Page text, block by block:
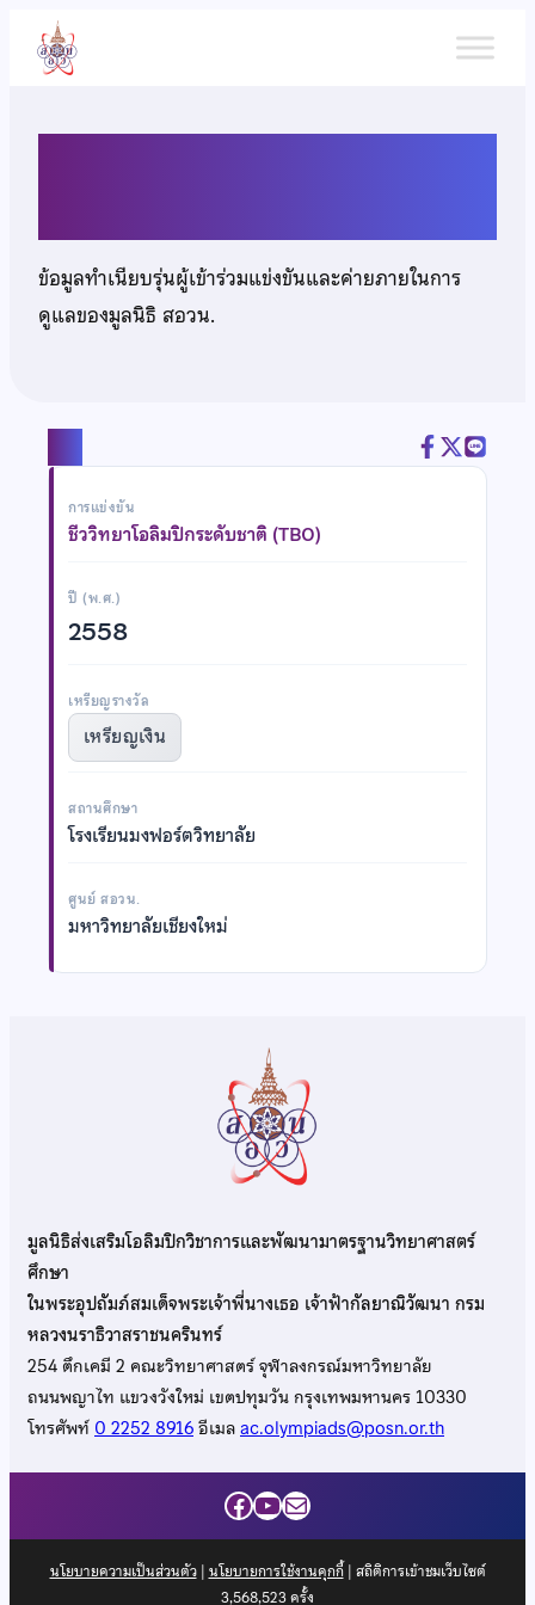
เนื้อหา
ข้อมูลทำเนียบรุ่นผู้เข้าร่วมแข่งขันและค่ายภายในการ
ดูแลของมูลนิธิ สอวน.
การแข่งขัน
ชีววิทยาโอลิมปิกระดับชาติ (TBO)
ปี (พ.ศ.)
2558
เหรียญรางวัล
เหรียญเงิน
สถานศึกษา
โรงเรียนมงฟอร์ตวิทยาลัย
ศูนย์ สอวน.
มหาวิทยาลัยเชียงใหม่
มูลนิธิส่งเสริมโอลิมปิกวิชาการและพัฒนามาตรฐานวิทยาศาสตร์
ศึกษา
ในพระอุปถัมภ์สมเด็จพระเจ้าพี่นางเธอ เจ้าฟ้ากัลยาณิวัฒนา กรม
หลวงนราธิวาสราชนครินทร์
254 ตึกเคมี 2 คณะวิทยาศาสตร์ จุฬาลงกรณ์มหาวิทยาลัย
ถนนพญาไท แขวงวังใหม่ เขตปทุมวัน กรุงเทพมหานคร 10330
โทรศัพท์0 2252 8916อีเมลac.olympiads@posn.or.th
Facebook
YouTube
Mail
นโยบายความเป็นส่วนตัว| นโยบายการใช้งานคุกกี้| สถิติการเข้าชมเว็บไซต์
3,568,523ครั้ง